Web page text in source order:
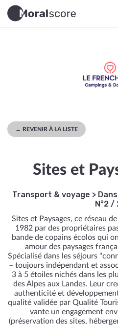
← REVENIR À LA LISTE
Sites et
Transport & voyage >
N°2 /
Sites et Paysages, ce réseau
1982 par des propriétaires
bande de copains écolos qui
amour des paysages
Spécialisé dans les séjours
– toujours indépendant et
3 à 5 étoiles nichés dans les
des Alpes aux Landes. Leur
authenticité et
qualité validée par Qualité
vante un engagement
(préservation des sites,